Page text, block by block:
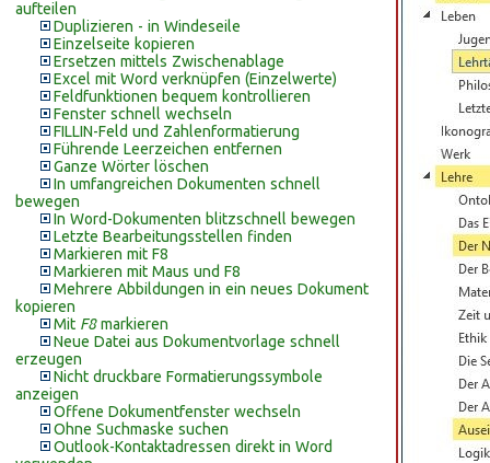
aufteilen
Duplizieren - in Windeseile
Einzelseite kopieren
Ersetzen mittels Zwischenablage
Excel mit Word verknüpfen (Einzelwerte)
Feldfunktionen bequem kontrollieren
Fenster schnell wechseln
FILLIN-Feld und Zahlenformatierung
Führende Leerzeichen entfernen
Ganze Wörter löschen
In umfangreichen Dokumenten schnell
bewegen
In Word-Dokumenten blitzschnell bewegen
Letzte Bearbeitungsstellen finden
Markieren mit F8
Markieren mit Maus und F8
Mehrere Abbildungen in ein neues Dokument
kopieren
Mit F8markieren
Neue Datei aus Dokumentvorlage schnell
erzeugen
Nicht druckbare Formatierungssymbole
anzeigen
Offene Dokumentfenster wechseln
Ohne Suchmaske suchen
Outlook-Kontaktadressen direkt in Word